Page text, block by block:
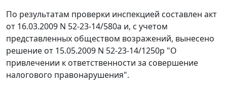
По результатам проверки инспекцией составлен акт
от 16.03.2009 N 52-23-14/580а и, с учетом
представленных обществом возражений, вынесено
решение от 15.05.2009 N 52-23-14/1250р "О
привлечении к ответственности за совершение
налогового правонарушения".